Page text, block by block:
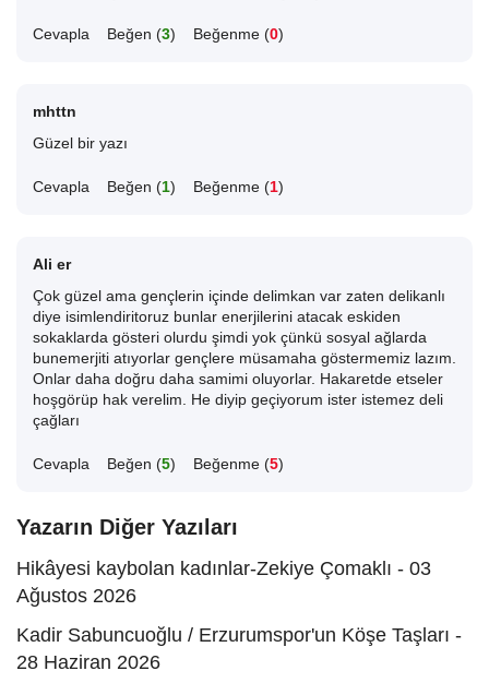
Cevapla Beğen (3) Beğenme (0)
mhttn
Güzel bir yazı
Cevapla Beğen (1) Beğenme (1)
Ali er
Çok güzel ama gençlerin içinde delimkan var zaten delikanlı
diye isimlendiritoruz bunlar enerjilerini atacak eskiden
sokaklarda gösteri olurdu şimdi yok çünkü sosyal ağlarda
bunemerjiti atıyorlar gençlere müsamaha göstermemiz lazım.
Onlar daha doğru daha samimi oluyorlar. Hakaretde etseler
hoşgörüp hak verelim. He diyip geçiyorum ister istemez deli
çağları
Cevapla Beğen (5) Beğenme (5)
Yazarın Diğer Yazıları
Hikâyesi kaybolan kadınlar-Zekiye Çomaklı - 03
Ağustos 2026
Kadir Sabuncuoğlu / Erzurumspor'un Köşe Taşları -
28 Haziran 2026